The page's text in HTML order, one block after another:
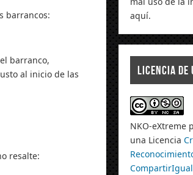
barrancos:
barranco,
al inicio de las
resalte:
aquí.
LICENCIA DE
NKO-eXtreme
una Licencia